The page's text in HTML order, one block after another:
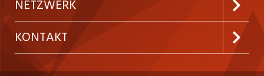
Temporäre Jobs
Freelance Jobs
Firmen
Personalvermittler
AGB
Datenschutzerklärung
NETZWERK
westjob.at
nicejob.de
KONTAKT
CH Media Classifieds AG